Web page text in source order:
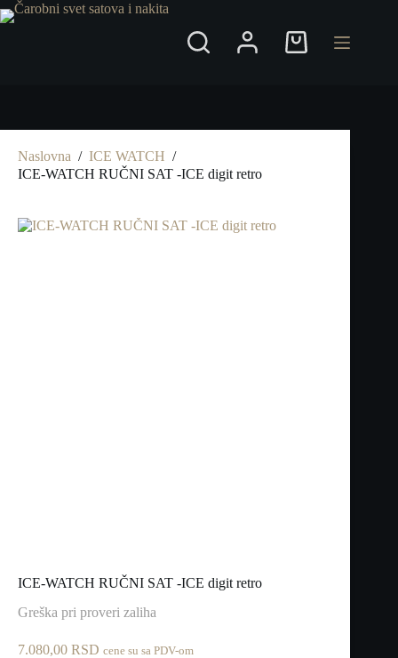
Preskoči
na
Shopping
Naslovna / ICE WATCH /
ICE-WATCH RUČNI SAT -ICE digit retro
ICE-WATCH RUČNI SAT -ICE digit retro
Greška pri proveri zaliha
7.080,00 RSD cene su sa PDV-om